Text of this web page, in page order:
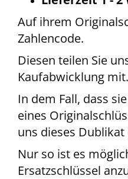
Auf ihrem
Zahlencode.
Diesen teilen Sie
Kaufabwicklung mit.
In dem Fall, dass
eines
uns dieses
Nur so ist es
Ersatzschlüssel